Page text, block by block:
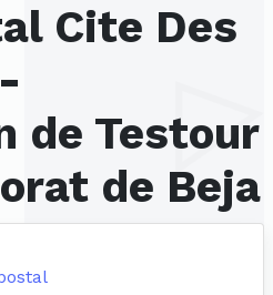
Cite Des
de Testour
de Beja